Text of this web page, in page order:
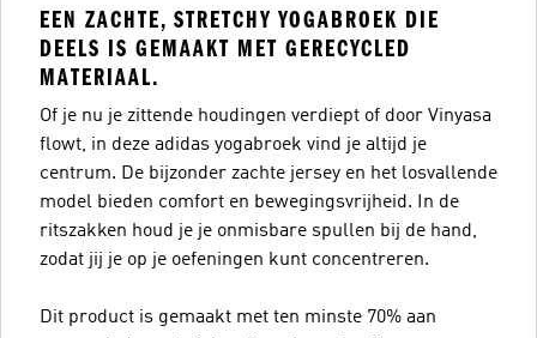
EEN ZACHTE, STRETCHY YOGABROEK DIE
DEELS IS GEMAAKT MET GERECYCLED
MATERIAAL.
Of je nu je zittende houdingen verdiept of door Vinyasa
flowt, in deze adidas yogabroek vind je altijd je
centrum. De bijzonder zachte jersey en het losvallende
model bieden comfort en bewegingsvrijheid. In de
ritszakken houd je je onmisbare spullen bij de hand,
zodat jij je op je oefeningen kunt concentreren.
Dit product is gemaakt met ten minste 70% aan